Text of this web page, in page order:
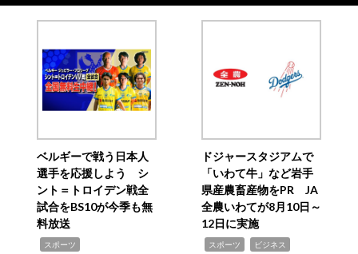
ベルギーで戦う日本人
選手を応援しよう シ
ント＝トロイデン戦全
試合をBS10が今季も無
料放送
スポーツ
ドジャースタジアムで
「いわて牛」など岩手
県産農畜産物をPR JA
全農いわてが8月10日～
12日に実施
スポーツ ビジネス